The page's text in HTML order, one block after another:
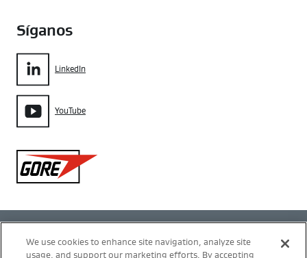
Síganos
LinkedIn
YouTube
Gore
Política de privacidad
We use cookies to enhance site navigation, analyze site
usage, and support our marketing efforts. By accepting